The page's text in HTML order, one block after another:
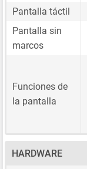
Pantalla táctil
Pantalla sin
marcos
Funciones de
la pantalla
HARDWARE